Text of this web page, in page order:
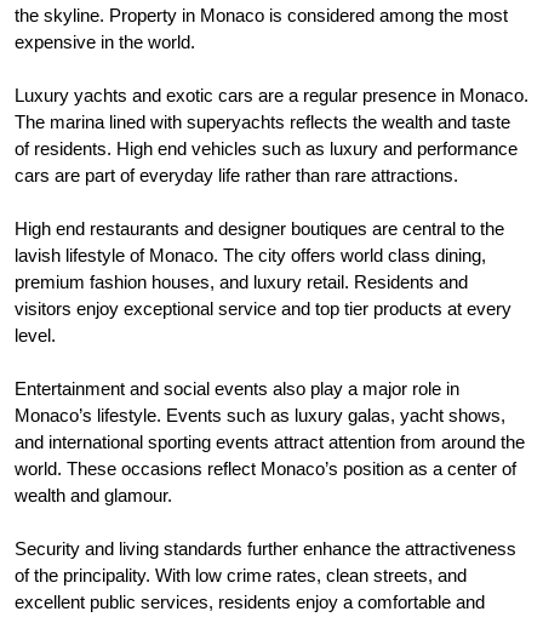
the skyline. Property in Monaco is considered among the most
expensive in the world.
Luxury yachts and exotic cars are a regular presence in Monaco.
The marina lined with superyachts reflects the wealth and taste
of residents. High end vehicles such as luxury and performance
cars are part of everyday life rather than rare attractions.
High end restaurants and designer boutiques are central to the
lavish lifestyle of Monaco. The city offers world class dining,
premium fashion houses, and luxury retail. Residents and
visitors enjoy exceptional service and top tier products at every
level.
Entertainment and social events also play a major role in
Monaco’s lifestyle. Events such as luxury galas, yacht shows,
and international sporting events attract attention from around the
world. These occasions reflect Monaco’s position as a center of
wealth and glamour.
Security and living standards further enhance the attractiveness
of the principality. With low crime rates, clean streets, and
excellent public services, residents enjoy a comfortable and